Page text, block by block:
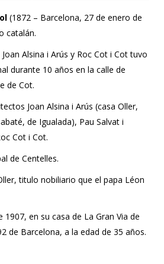
(1872 – Barcelona, 27 de enero de
catalán.
Alsina i Arús y Roc Cot i Cot tuvo
durante 10 años en la calle de
de Cot.
Joan Alsina i Arús (casa Oller,
de Igualada), Pau Salvat i
Cot i Cot.
de Centelles.
titulo nobiliario que el papa Léon
1907, en su casa de La Gran Via de
de Barcelona, a la edad de 35 años.